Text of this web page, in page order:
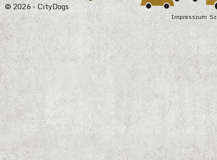
Impresszum
© 2026 - CityDogs